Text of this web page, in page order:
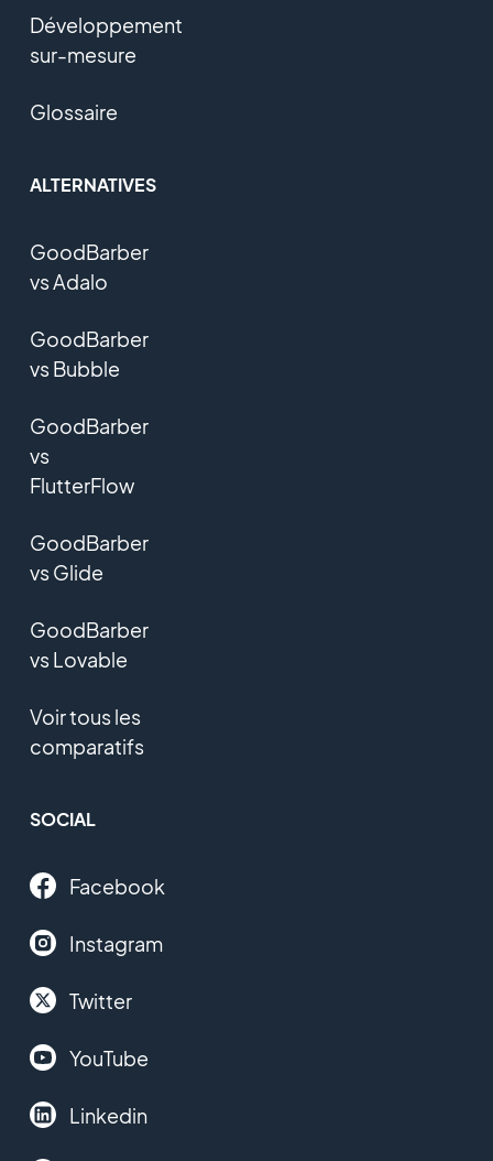
Développement
sur-mesure
Glossaire
ALTERNATIVES
GoodBarber
vs Adalo
GoodBarber
vs Bubble
GoodBarber
vs
FlutterFlow
GoodBarber
vs Glide
GoodBarber
vs Lovable
Voir tous les
comparatifs
SOCIAL
Facebook
Instagram
Twitter
YouTube
Linkedin